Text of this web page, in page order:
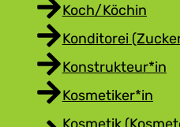
Koch/Köchin
Konditorei
Konstrukteur*in
Kosmetiker*in